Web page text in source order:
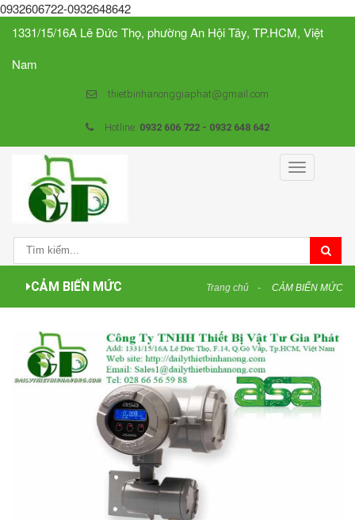
0932606722-0932648642
1331/15/16A Lê Đức Thọ, phường An Hội Tây, TP.HCM, Việt
Nam
thietbinhanonggiaphat@gmail.com
Hotline: 0932 606 722 - 0932 648 642
Toggle
navigation
CẢM BIẾN MỨC Trang chủ CẢM BIẾN MỨC